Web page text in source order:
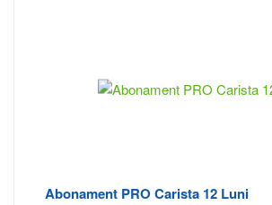
Abonament PRO Carista 12 Luni